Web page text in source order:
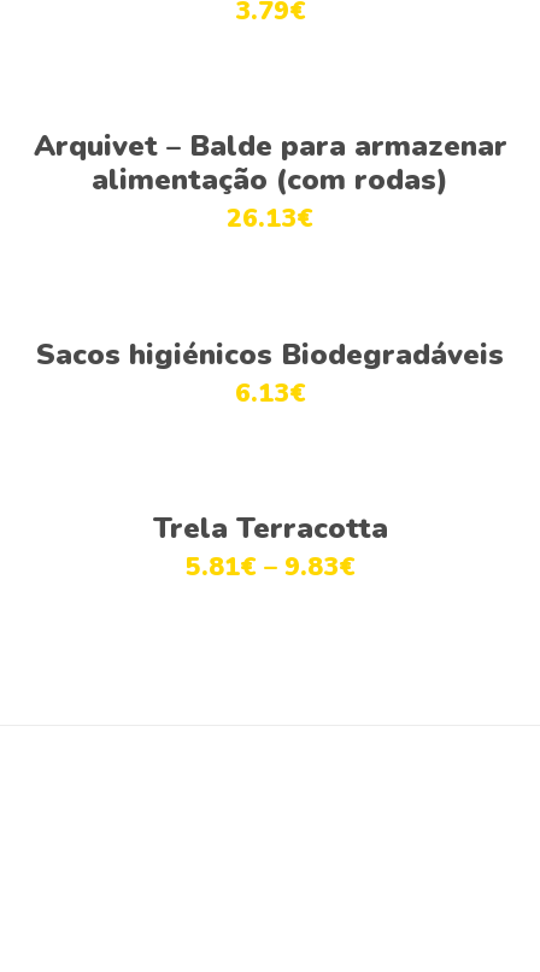
3.79€
Adicionar
Arquivet – Balde para armazenar
alimentação (com rodas)
26.13€
Adicionar
Sacos higiénicos Biodegradáveis
6.13€
Ver opções
Trela Terracotta
5.81€ – 9.83€